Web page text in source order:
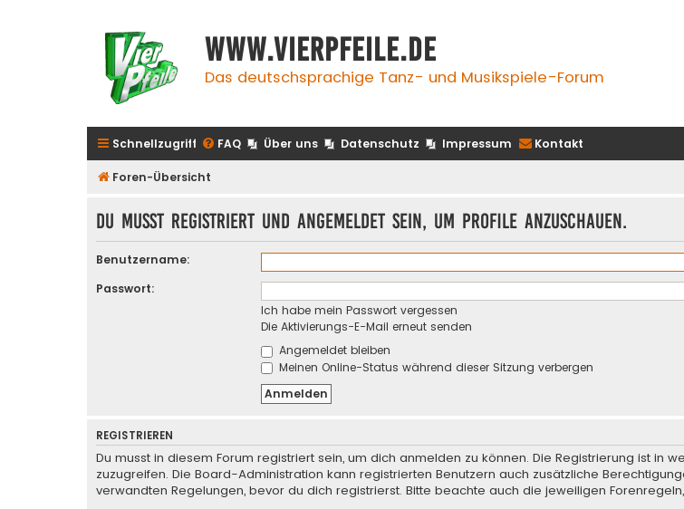
www.vierpfeile.de
Das deutschsprachige Tanz- und Musikspiele-Forum
Schnellzugriff FAQ Über uns Datenschutz Impressum Kontakt
Foren-Übersicht
Du musst registriert und angemeldet sein, um Profile anzuschauen.
Benutzername:
Passwort:
Ich habe mein Passwort vergessen
Die Aktivierungs-E-Mail erneut senden
Angemeldet bleiben
Meinen Online-Status während dieser Sitzung verbergen
REGISTRIEREN
Du musst in diesem Forum registriert sein, um dich anmelden zu können. Die Registrierung ist in
zuzugreifen. Die Board-Administration kann registrierten Benutzern auch zusätzliche
verwandten Regelungen, bevor du dich registrierst. Bitte beachte auch die jeweiligen